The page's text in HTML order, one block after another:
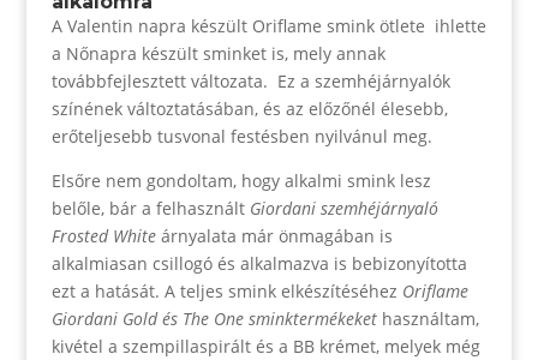
A Valentin napra készült Oriflame smink ötlete ihlette
a Nőnapra készült sminket is, mely annak
továbbfejlesztett változata. Ez a szemhéjárnyalók
színének változtatásában, és az előzőnél élesebb,
erőteljesebb tusvonal festésben nyilvánul meg.
Elsőre nem gondoltam, hogy alkalmi smink lesz
belőle, bár a felhasznált Giordani szemhéjárnyaló
Frosted Whiteárnyalata már önmagában is
alkalmiasan csillogó és alkalmazva is bebizonyította
ezt a hatását. A teljes smink elkészítéséhez Oriflame
Giordani Gold és The One sminktermékekethasználtam,
kivétel a szempillaspirált és a BB krémet, melyek még